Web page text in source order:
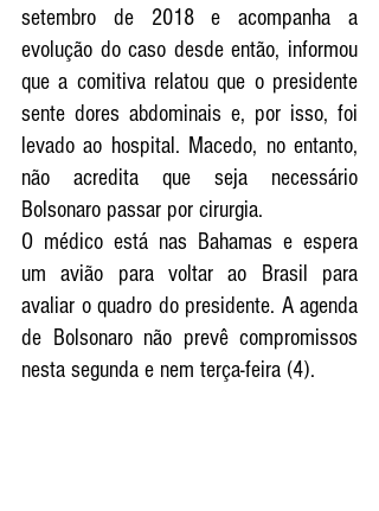
setembro de 2018 e acompanha a
evolução do caso desde então, informou
que a comitiva relatou que o presidente
sente dores abdominais e, por isso, foi
levado ao hospital. Macedo, no entanto,
não acredita que seja necessário
Bolsonaro passar por cirurgia.
O médico está nas Bahamas e espera
um avião para voltar ao Brasil para
avaliar o quadro do presidente. A agenda
de Bolsonaro não prevê compromissos
nesta segunda e nem terça-feira (4).